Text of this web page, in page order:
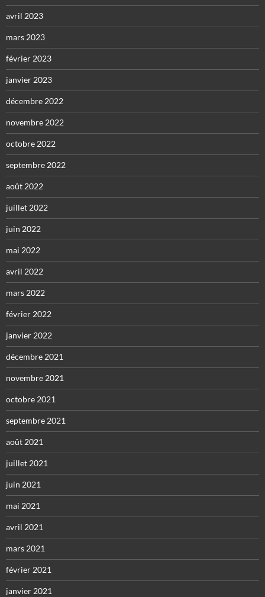
avril 2023
mars 2023
février 2023
janvier 2023
décembre 2022
novembre 2022
octobre 2022
septembre 2022
août 2022
juillet 2022
juin 2022
mai 2022
avril 2022
mars 2022
février 2022
janvier 2022
décembre 2021
novembre 2021
octobre 2021
septembre 2021
août 2021
juillet 2021
juin 2021
mai 2021
avril 2021
mars 2021
février 2021
janvier 2021